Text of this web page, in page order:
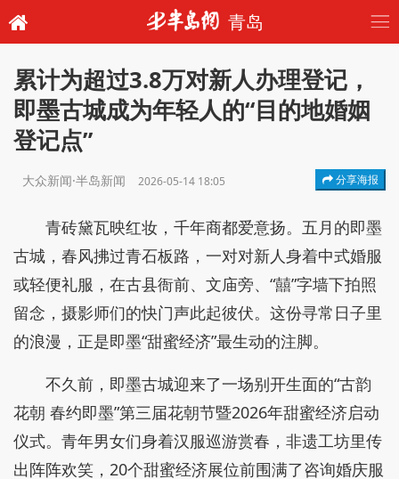
青岛
累计为超过3.8万对新人办理登记，
即墨古城成为年轻人的“目的地婚姻
登记点”
大众新闻·半岛新闻 2026-05-14 18:05 分享海报
青砖黛瓦映红妆，千年商都爱意扬。五月的即墨
古城，春风拂过青石板路，一对对新人身着中式婚服
或轻便礼服，在古县衙前、文庙旁、“囍”字墙下拍照
留念，摄影师们的快门声此起彼伏。这份寻常日子里
的浪漫，正是即墨“甜蜜经济”最生动的注脚。
不久前，即墨古城迎来了一场别开生面的“古韵
花朝 春约即墨”第三届花朝节暨2026年甜蜜经济启动
仪式。青年男女们身着汉服巡游赏春，非遗工坊里传
出阵阵欢笑，20个甜蜜经济展位前围满了咨询婚庆服